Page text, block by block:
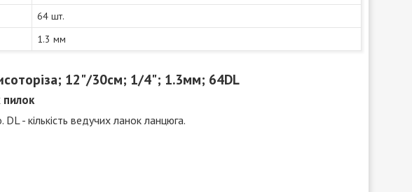
64 шт.
1.3 мм
12"/30см; 1/4"; 1.3мм; 64DL
- кількість ведучих ланок ланцюга.